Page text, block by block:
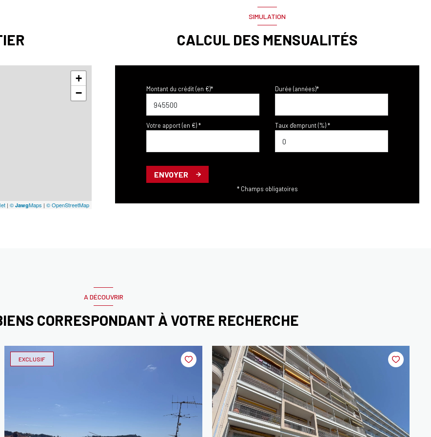
+
−
| © JawgMaps | © OpenStreetMap
SIMULATION
CALCUL DES MENSUALITÉS
Montant du crédit (en €)* Durée (années)*
Votre apport (en €) * Taux d'emprunt (%) *
ENVOYER
* Champs obligatoires
A DÉCOUVRIR
CORRESPONDANT À VOTRE RECHERCHE
EXCLUSIF